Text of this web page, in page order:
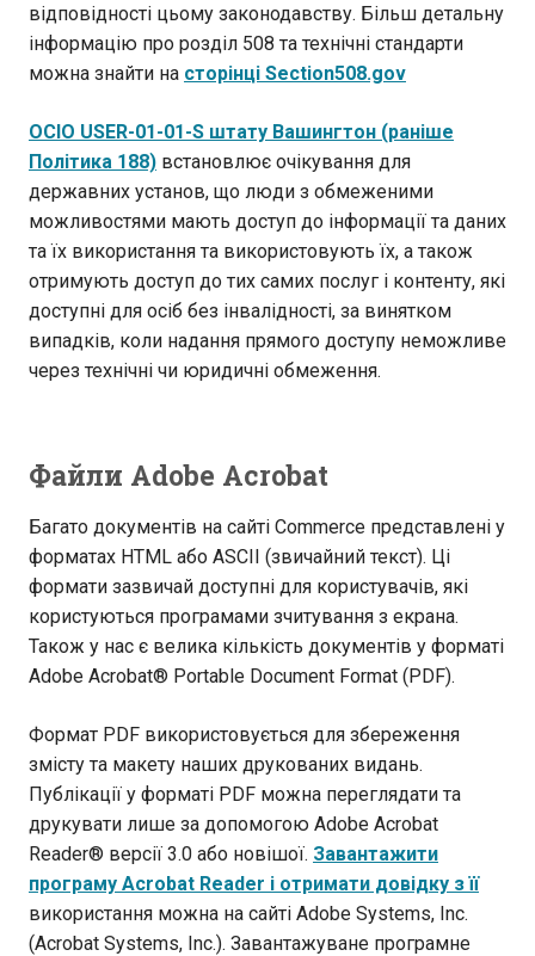
відповідності цьому законодавству. Більш детальну
інформацію про розділ 508 та технічні стандарти
можна знайти на сторінці Section508.gov
OCIO USER-01-01-S штату Вашингтон (раніше
Політика 188) встановлює очікування для
державних установ, що люди з обмеженими
можливостями мають доступ до інформації та даних
та їх використання та використовують їх, а також
отримують доступ до тих самих послуг і контенту, які
доступні для осіб без інвалідності, за винятком
випадків, коли надання прямого доступу неможливе
через технічні чи юридичні обмеження.
Файли Adobe Acrobat
Багато документів на сайті Commerce представлені у
форматах HTML або ASCII (звичайний текст). Ці
формати зазвичай доступні для користувачів, які
користуються програмами зчитування з екрана.
Також у нас є велика кількість документів у форматі
Adobe Acrobat® Portable Document Format (PDF).
Формат PDF використовується для збереження
змісту та макету наших друкованих видань.
Публікації у форматі PDF можна переглядати та
друкувати лише за допомогою Adobe Acrobat
Reader® версії 3.0 або новішої. Завантажити
програму Acrobat Reader і отримати довідку з її
використання можна на сайті Adobe Systems, Inc.
(Acrobat Systems, Inc.). Завантажуване програмне